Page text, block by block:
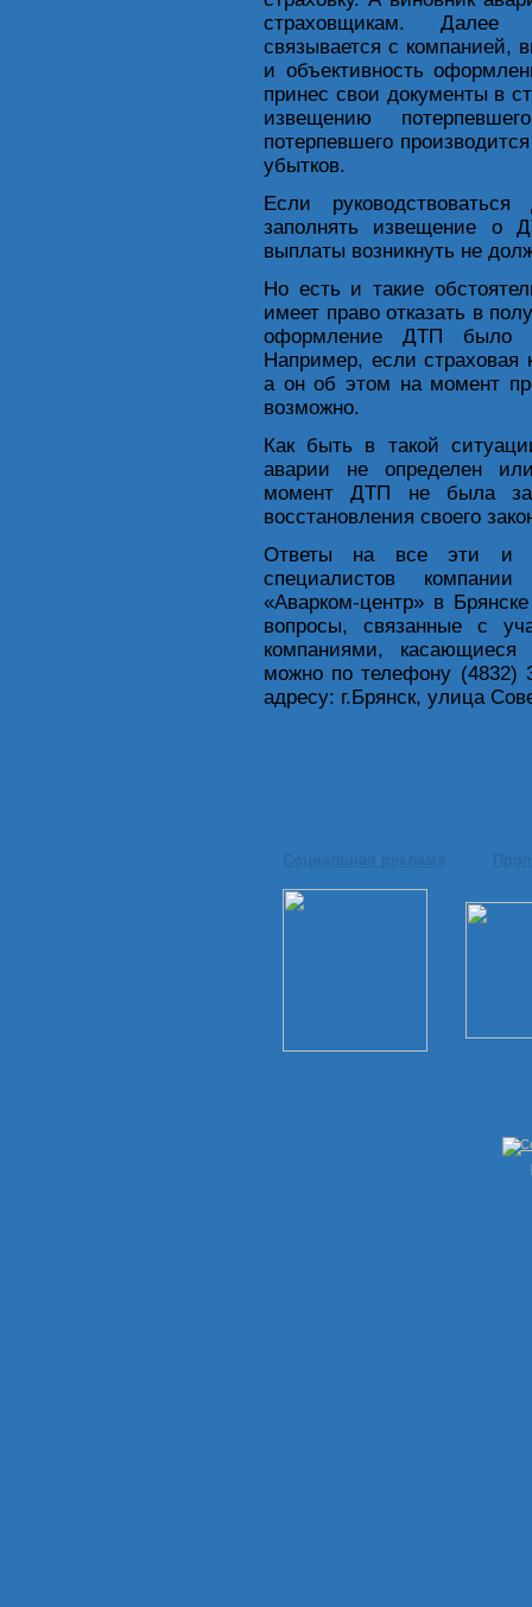
страховщикам. Далее
связывается с компанией,
и объективность
принес свои документы в
извещению
потерпевшего
убытков.
Если
заполнять извещение о
выплаты возникнуть не
Но есть и такие
имеет право отказать в
оформление ДТП было
Например, если страховая
а он об этом на момент
возможно.
Как быть в такой
аварии не определен
момент ДТП не была
восстановления своего
Ответы на все эти и
специалистов компании
«Аварком-центр» в
вопросы, связанные с
компаниями, касающиеся
можно по телефону (4832)
адресу: г.Брянск, улица